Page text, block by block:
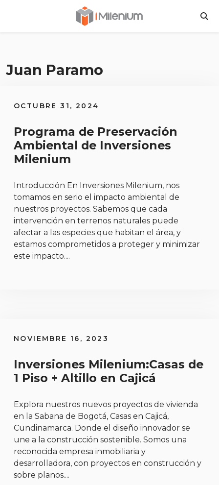
Juan Paramo
OCTUBRE 31, 2024
Programa de Preservación
Ambiental de Inversiones
Milenium
Introducción En Inversiones Milenium, nos
tomamos en serio el impacto ambiental de
nuestros proyectos. Sabemos que cada
intervención en terrenos naturales puede
afectar a las especies que habitan el área, y
estamos comprometidos a proteger y minimizar
este impacto....
NOVIEMBRE 16, 2023
Inversiones Milenium:Casas de
1 Piso + Altillo en Cajicá
Explora nuestros nuevos proyectos de vivienda
en la Sabana de Bogotá, Casas en Cajicá,
Cundinamarca. Donde el diseño innovador se
une a la construcción sostenible. Somos una
reconocida empresa inmobiliaria y
desarrolladora, con proyectos en construcción y
sobre planos....